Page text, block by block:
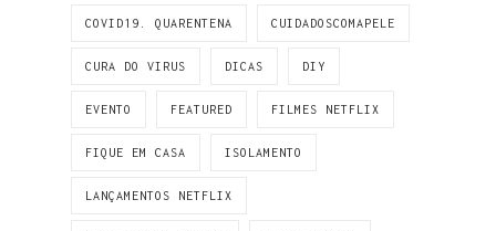
COVID19. QUARENTENA CUIDADOSCOMAPELE
CURA DO VIRUS DICAS DIY
EVENTO FEATURED FILMES NETFLIX
FIQUE EM CASA ISOLAMENTO
LANÇAMENTOS NETFLIX